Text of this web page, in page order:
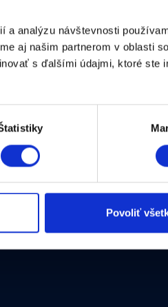
a analýzu návštevnosti
aj našim partnerom v oblasti
s ďalšími údajmi, ktoré ste
Povoliť